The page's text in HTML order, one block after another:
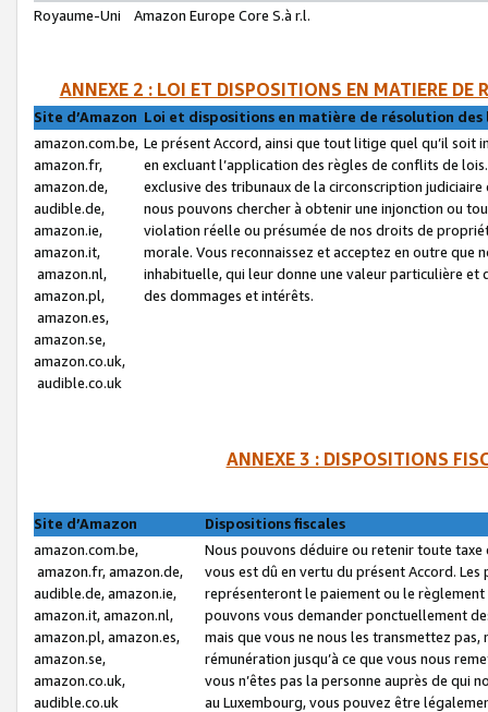
Royaume-Uni
Amazon Europe Core S.à r.l.
ANNEXE 2 : LOI ET DISPOSITIONS EN MATIERE DE
Site d’Amazon Loi et dispositions en matière de résolution
amazon.com.be,
amazon.fr,
amazon.de,
audible.de,
amazon.ie,
amazon.it,
amazon.nl,
amazon.pl,
amazon.es,
amazon.se,
amazon.co.uk,
audible.co.uk
Le présent Accord, ainsi que tout litige quel qu’il soit
en excluant l’application des règles de conflits de
exclusive des tribunaux de la circonscription
nous pouvons chercher à obtenir une injonction ou
violation réelle ou présumée de nos droits de
morale. Vous reconnaissez et acceptez en outre que
inhabituelle, qui leur donne une valeur particulière
des dommages et intérêts.
ANNEXE 3 : DISPOSITIONS
Site d’Amazon
Dispositions fiscales
amazon.com.be,
amazon.fr, amazon.de,
audible.de, amazon.ie,
amazon.it, amazon.nl,
amazon.pl, amazon.es,
amazon.se,
amazon.co.uk,
audible.co.uk
Nous pouvons déduire ou retenir toute
vous est dû en vertu du présent Accord.
représenteront le paiement ou le
pouvons vous demander ponctuellement
mais que vous ne nous les transmettez
rémunération jusqu’à ce que vous nous
vous n’êtes pas la personne auprès de qui
au Luxembourg, vous pouvez être